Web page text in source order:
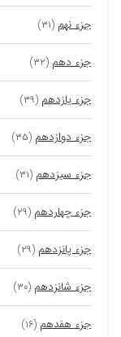
جزء نهم (۳۱)
جزء دهم (۳۲)
جزء یازدهم (۳۹)
جزء دوازدهم (۳۵)
جزء سیزدهم (۳۱)
جزء چهاردهم (۲۹)
جزء پانزدهم (۲۹)
جزء شانزدهم (۳۰)
جزء هفدهم (۱۶)